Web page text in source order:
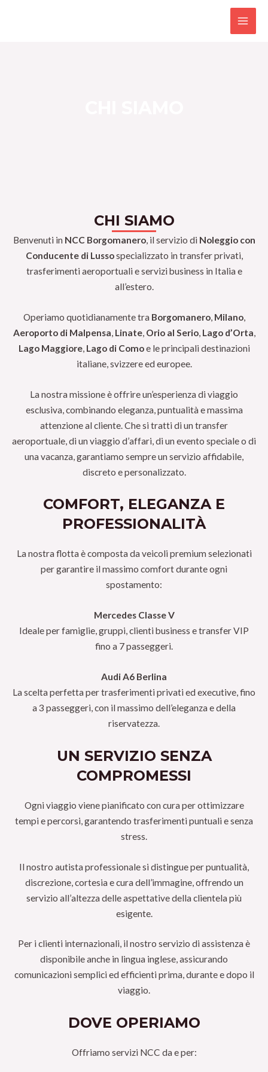
CHI SIAMO
Benvenuti in NCC Borgomanero, il servizio di Noleggio con
Conducente di Lussospecializzato in transfer privati,
trasferimenti aeroportuali e servizi business in Italia e
all’estero.
Operiamo quotidianamente tra Borgomanero, Milano,
Aeroporto di Malpensa, Linate, Orio al Serio, Lago d’Orta,
Lago Maggiore, Lago di Comoe le principali destinazioni
italiane, svizzere ed europee.
La nostra missione è offrire un’esperienza di viaggio
esclusiva, combinando eleganza, puntualità e massima
attenzione al cliente. Che si tratti di un transfer
aeroportuale, di un viaggio d’affari, di un evento speciale o di
una vacanza, garantiamo sempre un servizio affidabile,
discreto e personalizzato.
COMFORT, ELEGANZA E
PROFESSIONALITÀ
La nostra flotta è composta da veicoli premium selezionati
per garantire il massimo comfort durante ogni
spostamento:
Mercedes Classe V
Ideale per famiglie, gruppi, clienti business e transfer VIP
fino a 7 passeggeri.
Audi A6 Berlina
La scelta perfetta per trasferimenti privati ed executive, fino
a 3 passeggeri, con il massimo dell’eleganza e della
riservatezza.
UN SERVIZIO SENZA
COMPROMESSI
Ogni viaggio viene pianificato con cura per ottimizzare
tempi e percorsi, garantendo trasferimenti puntuali e senza
stress.
Il nostro autista professionale si distingue per puntualità,
discrezione, cortesia e cura dell’immagine, offrendo un
servizio all’altezza delle aspettative della clientela più
esigente.
Per i clienti internazionali, il nostro servizio di assistenza è
disponibile anche in lingua inglese, assicurando
comunicazioni semplici ed efficienti prima, durante e dopo il
viaggio.
DOVE OPERIAMO
Offriamo servizi NCC da e per: